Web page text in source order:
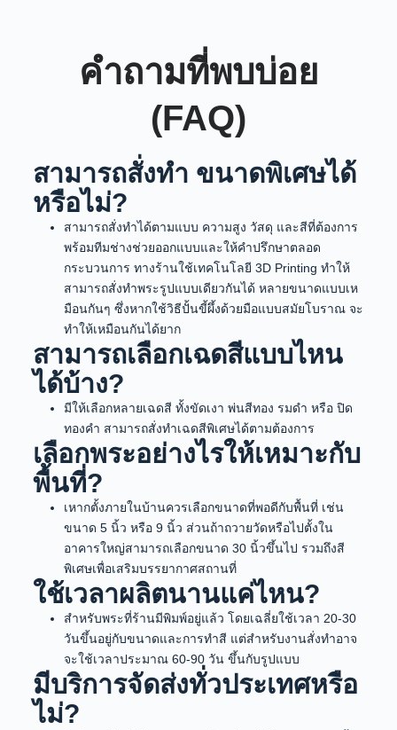
คำถามที่พบบ่อย
(FAQ)
สามารถสั่งทำ ขนาดพิเศษได้
หรือไม่?
สามารถสั่งทำได้ตามแบบ ความสูง วัสดุ และสีที่ต้องการ
พร้อมทีมช่างช่วยออกแบบและให้คำปรึกษาตลอด
กระบวนการ ทางร้านใช้เทคโนโลยี 3D Printing ทำให้
สามารถสั่งทำพระรูปแบบเดียวกันได้ หลายขนาดแบบเห
มือนกันๆ ซึ่งหากใช้วิธีปั้นขี้ผึ้งด้วยมือแบบสมัยโบราณ จะ
ทำให้เหมือนกันได้ยาก
สามารถเลือกเฉดสีแบบไหน
ได้บ้าง?
มีให้เลือกหลายเฉดสี ทั้งขัดเงา พ่นสีทอง รมดำ หรือ ปิด
ทองคำ สามารถสั่งทำเฉดสีพิเศษได้ตามต้องการ
เลือกพระอย่างไรให้เหมาะกับ
พื้นที่?
เหากตั้งภายในบ้านควรเลือกขนาดที่พอดีกับพื้นที่ เช่น
ขนาด 5 นิ้ว หรือ 9 นิ้ว ส่วนถ้าถวายวัดหรือไปตั้งใน
อาคารใหญ่สามารถเลือกขนาด 30 นิ้วขึ้นไป รวมถึงสี
พิเศษเพื่อเสริมบรรยากาศสถานที่
ใช้เวลาผลิตนานแค่ไหน?
สำหรับพระที่ร้านมีพิมพ์อยู่แล้ว โดยเฉลี่ยใช้เวลา 20-30
วันขึ้นอยู่กับขนาดและการทำสี แต่สำหรับงานสั่งทำอาจ
จะใช้เวลาประมาณ 60-90 วัน ขึ้นกับรูปแบบ
มีบริการจัดส่งทั่วประเทศหรือ
ไม่?